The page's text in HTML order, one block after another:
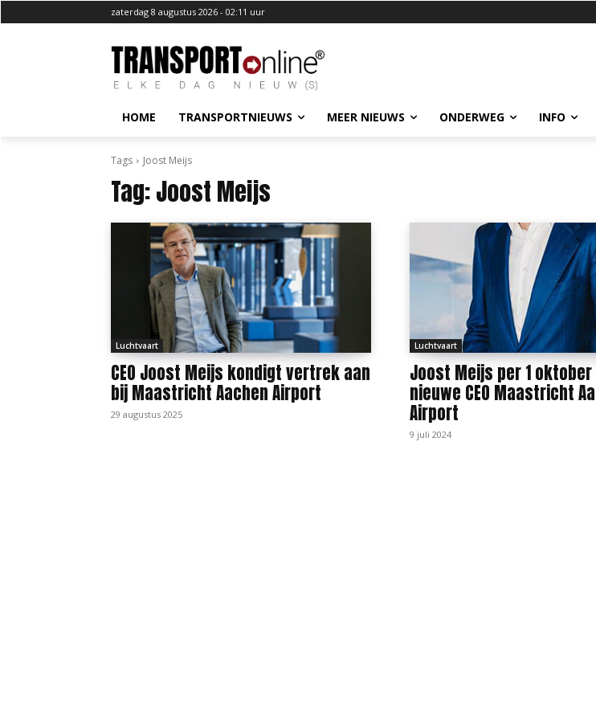
zaterdag 8 augustus 2026 - 02:11 uur
HOME TRANSPORTNIEUWS MEER NIEUWS ONDERWEG INFO
Tags Joost Meijs
Tag:Joost Meijs
Luchtvaart
CEO Joost Meijs kondigt vertrek aan
bij Maastricht Aachen Airport
29 augustus 2025
Luchtvaart
Joost Meijs per 1
nieuwe CEO Maastricht
Airport
9 juli 2024